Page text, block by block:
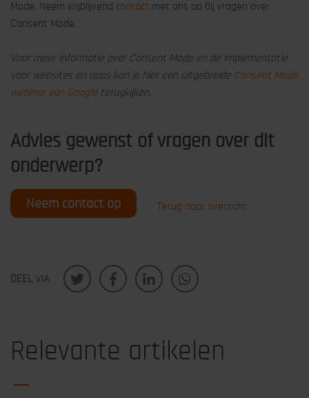
Mode. Neem vrijblijvend contact met ons op bij vragen over
Consent Mode.
Voor meer informatie over Consent Mode en de implementatie
voor websites en apps kan je hier een uitgebreide Consent Mode
webinar van Googleterugkijken.
Advies gewenst of vragen over dit
onderwerp?
Neem contact op Terug naar overzicht
DEEL VIA
Relevante artikelen